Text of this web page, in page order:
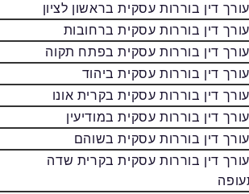
עורך דין בוררות עסקית בראשון לציון
עורך דין בוררות עסקית ברחובות
עורך דין בוררות עסקית בפתח תקוה
עורך דין בוררות עסקית ביהוד
עורך דין בוררות עסקית בקרית אונו
עורך דין בוררות עסקית במודיעין
עורך דין בוררות עסקית בשוהם
עורך דין בוררות עסקית בקרית שדה